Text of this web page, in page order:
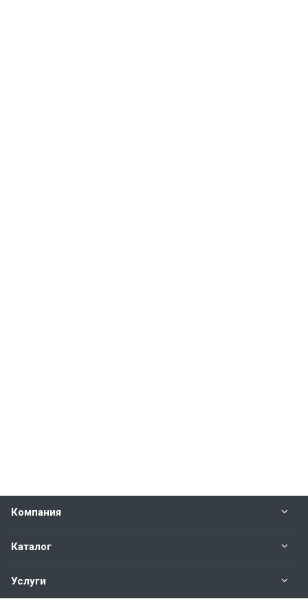
Компания
Каталог
Услуги